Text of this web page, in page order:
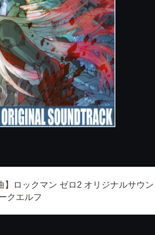
】ロックマン ゼロ2 オリジナルサウ
クエルフ